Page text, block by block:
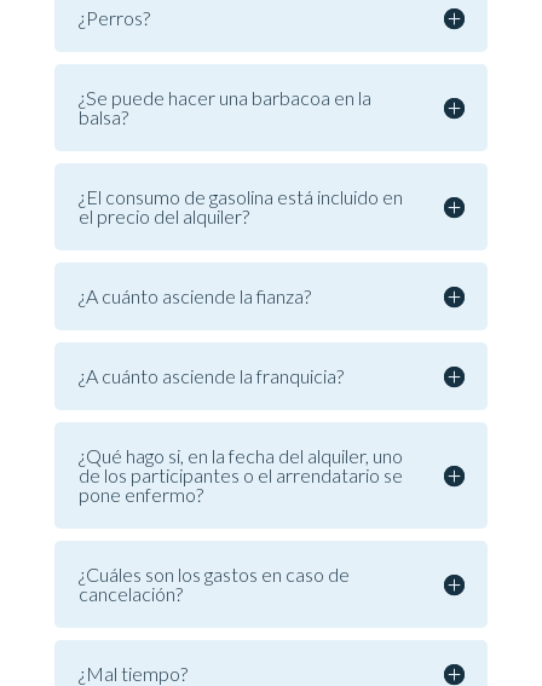
¿Perros?
¿Se puede hacer una barbacoa en la
balsa?
¿El consumo de gasolina está incluido en
el precio del alquiler?
¿A cuánto asciende la fianza?
¿A cuánto asciende la franquicia?
¿Qué hago si, en la fecha del alquiler, uno
de los participantes o el arrendatario se
pone enfermo?
¿Cuáles son los gastos en caso de
cancelación?
¿Mal tiempo?